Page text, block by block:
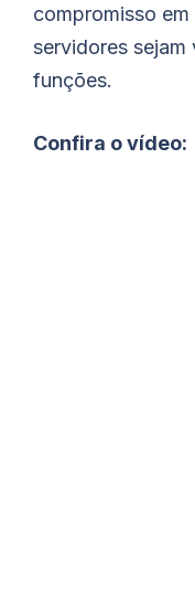
compromisso
servidores sejam
funções.
Confira o vídeo: